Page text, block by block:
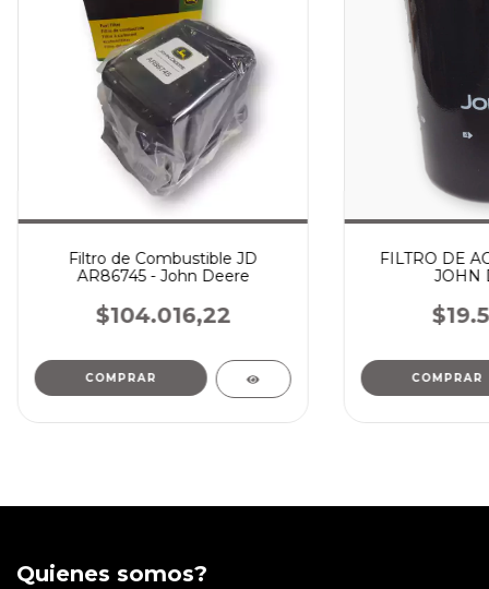
Filtro de Combustible JD
AR86745 - John Deere
$104.016,22
FILTRO DE
JOHN
Quienes somos?